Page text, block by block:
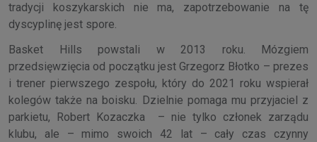
tradycji koszykarskich nie ma, zapotrzebowanie na tę
dyscyplinę jest spore.
Basket Hills powstali w 2013 roku. Mózgiem
przedsięwzięcia od początku jest Grzegorz Błotko – prezes
i trener pierwszego zespołu, który do 2021 roku wspierał
kolegów także na boisku. Dzielnie pomaga mu przyjaciel z
parkietu, Robert Kozaczka – nie tylko członek zarządu
klubu, ale – mimo swoich 42 lat – cały czas czynny